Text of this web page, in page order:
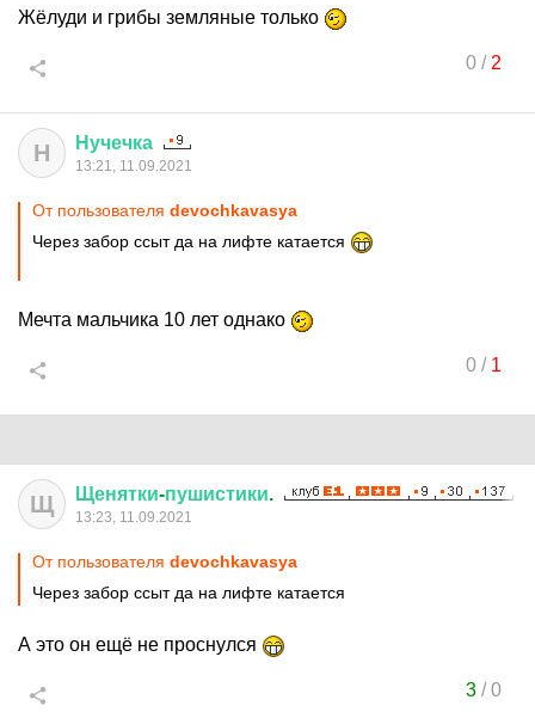
Жёлуди и грибы земляные только
0/ 2
Н Нучечка
13:21, 11.09.2021
От пользователя devochkavasya
Через забор ссыт да на лифте катается
Мечта мальчика 10 лет однако
0/ 1
Щ Щенятки-пушистики.
13:23, 11.09.2021
От пользователя devochkavasya
Через забор ссыт да на лифте катается
А это он ещё не проснулся
3/0